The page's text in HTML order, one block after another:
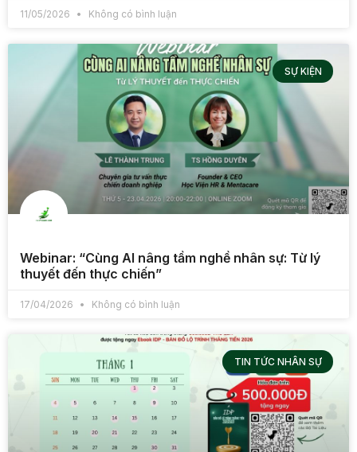
11/05/2026 Không có bình luận
SỰ KIỆN
Webinar: “Cùng AI nâng tầm nghề nhân sự: Từ lý
thuyết đến thực chiến”
17/04/2026 Không có bình luận
TIN TỨC NHÂN SỰ